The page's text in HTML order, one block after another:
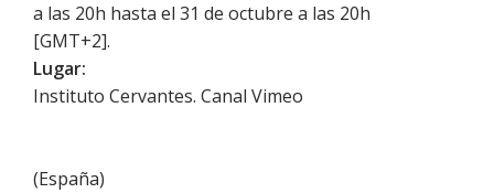
a las 20h hasta el 31 de octubre a las 20h
[GMT+2].
Lugar:
Instituto Cervantes. Canal Vimeo
(España)